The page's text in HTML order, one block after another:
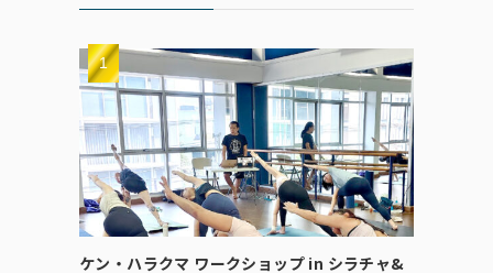
ケン・ハラクマ ワークショップ in シラチャ&